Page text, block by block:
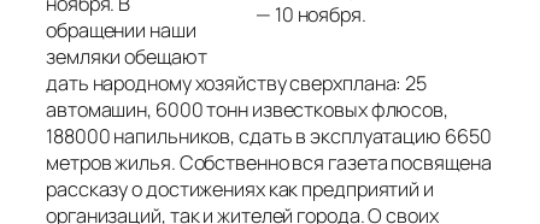
— 10 ноября.
обращении наши
земляки обещают
дать народному хозяйству сверхплана: 25
автомашин, 6000 тонн известковых флюсов,
188000 напильников, сдать в эксплуатацию 6650
метров жилья. Собственно вся газета посвящена
рассказу о достижениях как предприятий и
организаций, так и жителей города. О своих